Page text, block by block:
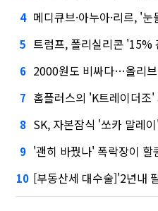
4 메디큐브·아누아·리르, '
5 트럼프, 폴리실리콘 '15% 관
6 2000원도 비싸다…올리브영,
7 홈플러스의 'K트레이더
8 SK, 자본잠식 '쏘카 말레
9 '괜히 바꿨나' 폭락장이 할퀸
10 [부동산세 대수술]'2년내